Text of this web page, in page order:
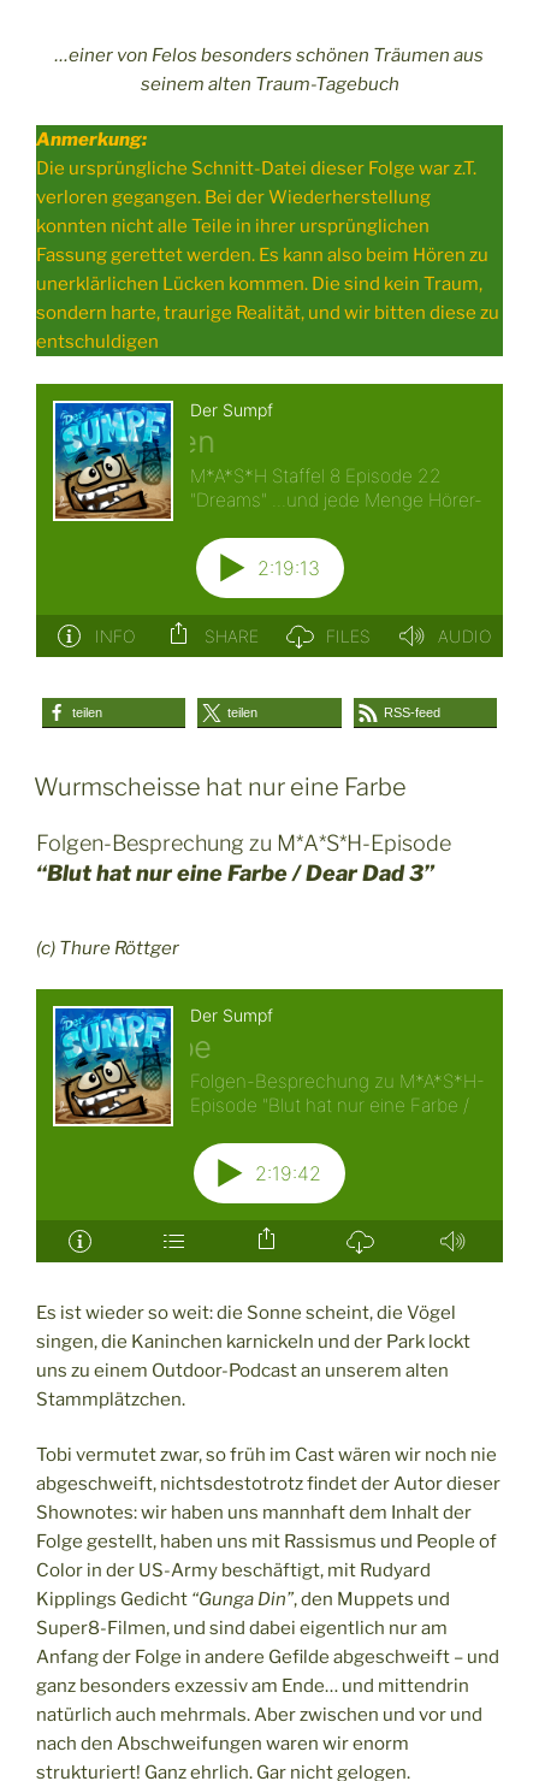
…einer von Felos besonders schönen Träumen aus
seinem alten Traum-Tagebuch
Anmerkung:
Die ursprüngliche Schnitt-Datei dieser Folge war z.T.
verloren gegangen. Bei der Wiederherstellung
konnten nicht alle Teile in ihrer ursprünglichen
Fassung gerettet werden. Es kann also beim Hören zu
unerklärlichen Lücken kommen. Die sind kein Traum,
sondern harte, traurige Realität, und wir bitten diese zu
entschuldigen
teilen teilen RSS-feed
Wurmscheisse hat nur eine Farbe
Folgen-Besprechung zu M*A*S*H-Episode
“Blut hat nur eine Farbe / Dear Dad 3”
(c) Thure Röttger
Es ist wieder so weit: die Sonne scheint, die Vögel
singen, die Kaninchen karnickeln und der Park lockt
uns zu einem Outdoor-Podcast an unserem alten
Stammplätzchen.
Tobi vermutet zwar, so früh im Cast wären wir noch nie
abgeschweift, nichtsdestotrotz findet der Autor dieser
Shownotes: wir haben uns mannhaft dem Inhalt der
Folge gestellt, haben uns mit Rassismus und People of
Color in der US-Army beschäftigt, mit Rudyard
Kipplings Gedicht “Gunga Din”, den Muppets und
Super8-Filmen, und sind dabei eigentlich nur am
Anfang der Folge in andere Gefilde abgeschweift – und
ganz besonders exzessiv am Ende… und mittendrin
natürlich auch mehrmals. Aber zwischen und vor und
nach den Abschweifungen waren wir enorm
strukturiert! Ganz ehrlich. Gar nicht gelogen.